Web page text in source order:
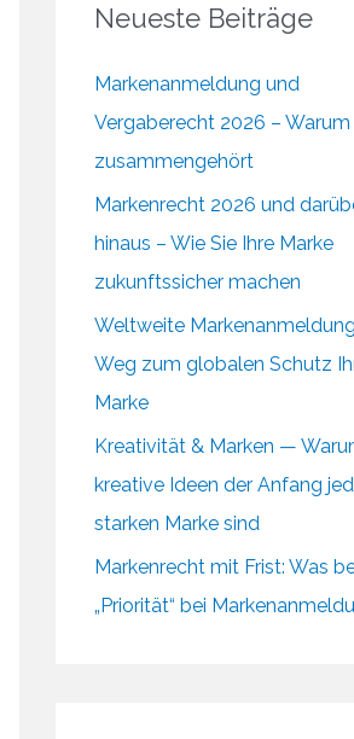
Neueste Beiträge
Markenanmeldung und
Vergaberecht 2026 – Warum
zusammengehört
Markenrecht 2026 und
hinaus – Wie Sie Ihre Marke
zukunftssicher machen
Weltweite
Weg zum globalen Schutz
Marke
Kreativität & Marken —
kreative Ideen der Anfang
starken Marke sind
Markenrecht mit Frist: Was
„Priorität“ bei